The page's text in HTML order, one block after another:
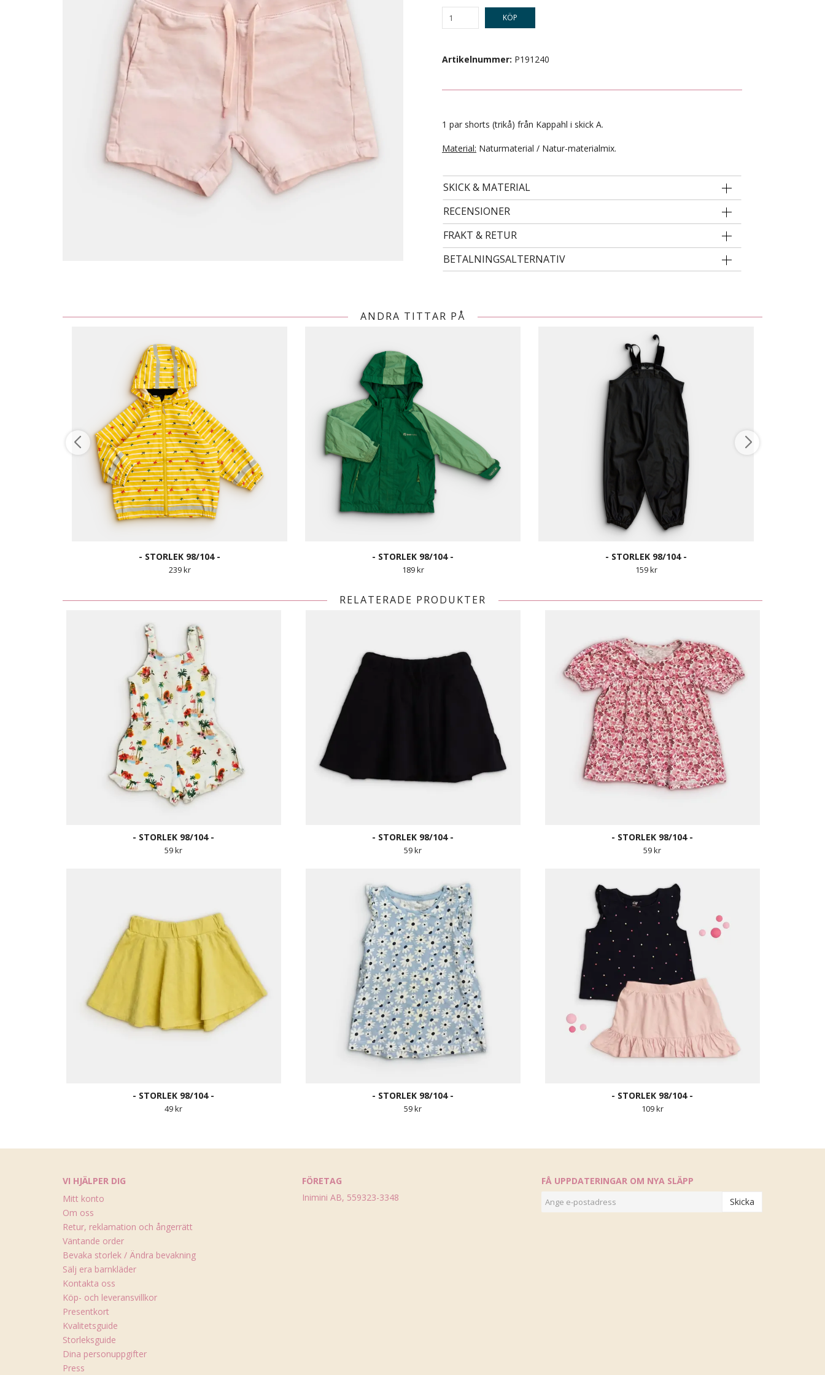
KÖP
Artikelnummer: P191240
1 par shorts (trikå) från Kappahl i skick A.
Material: Naturmaterial / Natur-materialmix.
SKICK & MATERIAL
RECENSIONER
FRAKT & RETUR
BETALNINGSALTERNATIV
ANDRA TITTAR PÅ
- STORLEK 98/104 -
239 kr
- STORLEK 98/104 -
189 kr
- STORLEK 98/104 -
159 kr
RELATERADE PRODUKTER
- STORLEK 98/104 -
59 kr
- STORLEK 98/104 -
59 kr
- STORLEK 98/104 -
59 kr
- STORLEK 98/104 -
49 kr
- STORLEK 98/104 -
59 kr
- STORLEK 98/104 -
109 kr
VI HJÄLPER DIG
Mitt konto
Om oss
Retur, reklamation och ångerrätt
Väntande order
Bevaka storlek / Ändra bevakning
Sälj era barnkläder
Kontakta oss
Köp- och leveransvillkor
Presentkort
Kvalitetsguide
Storleksguide
Dina personuppgifter
Press
FÖRETAG
Inimini AB, 559323-3348
FÅ UPPDATERINGAR OM NYA SLÄPP
Skicka